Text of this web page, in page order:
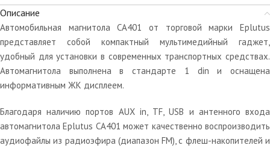
Описание
Автомобильная магнитола CA401 от торговой марки Eplutus
представляет собой компактный мультимедийный гаджет,
удобный для установки в современных транспортных средствах.
Автомагнитола выполнена в стандарте 1 din и оснащена
информативным ЖК дисплеем.
Благодаря наличию портов AUX in, TF, USB и антенного входа
автомагнитола Eplutus CA401 может качественно воспроизводить
аудиофайлы из радиоэфира (диапазон FM), с флеш-накопителей и